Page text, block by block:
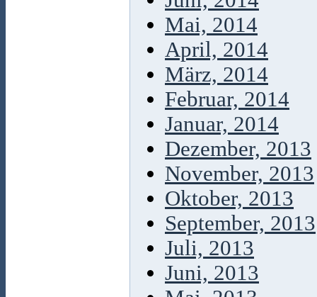
Mai, 2014
April, 2014
März, 2014
Februar, 2014
Januar, 2014
Dezember, 2013
November, 2013
Oktober, 2013
September, 2013
Juli, 2013
Juni, 2013